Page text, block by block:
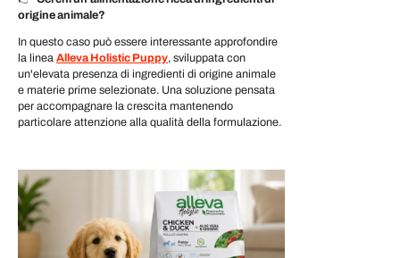
origine animale?
In questo caso può essere interessante approfondire
la linea Alleva Holistic Puppy, sviluppata con
un'elevata presenza di ingredienti di origine animale
e materie prime selezionate. Una soluzione pensata
per accompagnare la crescita mantenendo
particolare attenzione alla qualità della formulazione.